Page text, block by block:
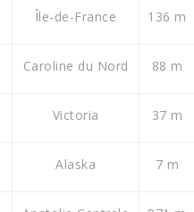
Île-de-France 136 m
Caroline du Nord 88 m
Victoria 37 m
Alaska 7 m